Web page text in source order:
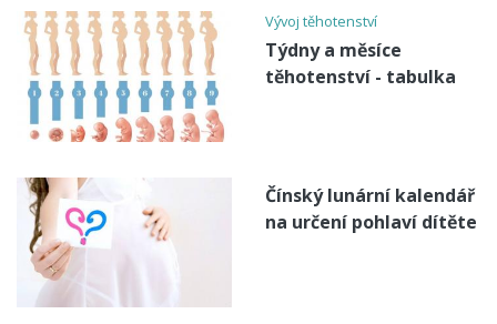
Vývoj těhotenství
Týdny a měsíce
těhotenství - tabulka
Čínský lunární kalendář
na určení pohlaví dítěte